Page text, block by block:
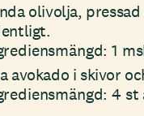
olivolja,
1
avokado i skivor
4